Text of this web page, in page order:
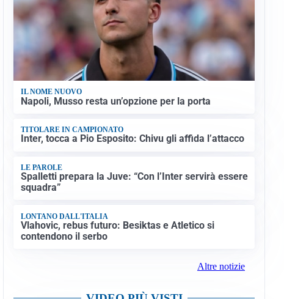
IL NOME NUOVO
Napoli, Musso resta un’opzione per la porta
TITOLARE IN CAMPIONATO
Inter, tocca a Pio Esposito: Chivu gli affida l’attacco
LE PAROLE
Spalletti prepara la Juve: “Con l’Inter servirà essere
squadra”
LONTANO DALL'ITALIA
Vlahovic, rebus futuro: Besiktas e Atletico si
contendono il serbo
Altre notizie